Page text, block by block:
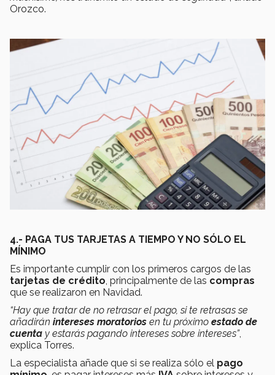
Orozco.
4.- PAGA TUS TARJETAS A TIEMPO Y NO SÓLO EL
MÍNIMO
Es importante cumplir con los primeros cargos de las
tarjetas de crédito , principalmente de las compras
que se realizaron en Navidad.
“Hay que tratar de no retrasar el pago, si te retrasas se
añadirán intereses moratorios en tu próximo estado de
cuenta y estarás pagando intereses sobre intereses”,
explica Torres.
La especialista añade que si se realiza sólo el pago